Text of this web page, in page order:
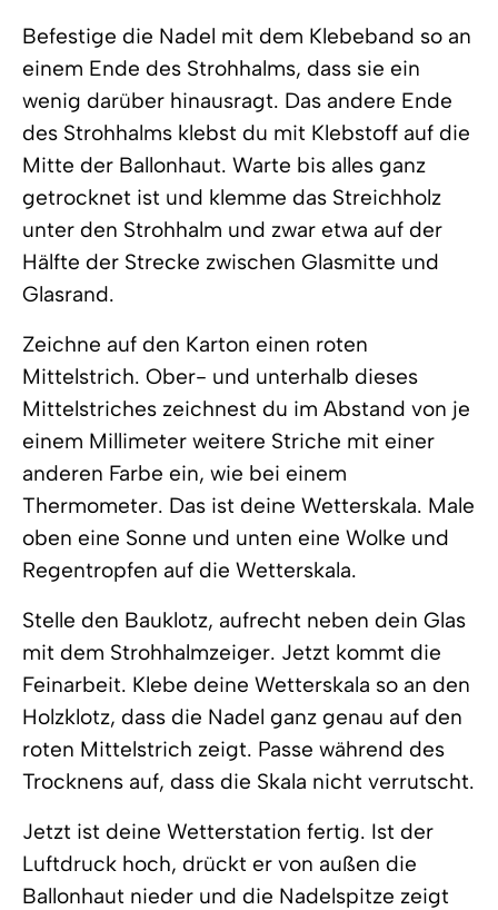
Befestige die Nadel mit dem Klebeband so an
einem Ende des Strohhalms, dass sie ein
wenig darüber hinausragt. Das andere Ende
des Strohhalms klebst du mit Klebstoff auf die
Mitte der Ballonhaut. Warte bis alles ganz
getrocknet ist und klemme das Streichholz
unter den Strohhalm und zwar etwa auf der
Hälfte der Strecke zwischen Glasmitte und
Glasrand.
Zeichne auf den Karton einen roten
Mittelstrich. Ober- und unterhalb dieses
Mittelstriches zeichnest du im Abstand von je
einem Millimeter weitere Striche mit einer
anderen Farbe ein, wie bei einem
Thermometer. Das ist deine Wetterskala. Male
oben eine Sonne und unten eine Wolke und
Regentropfen auf die Wetterskala.
Stelle den Bauklotz, aufrecht neben dein Glas
mit dem Strohhalmzeiger. Jetzt kommt die
Feinarbeit. Klebe deine Wetterskala so an den
Holzklotz, dass die Nadel ganz genau auf den
roten Mittelstrich zeigt. Passe während des
Trocknens auf, dass die Skala nicht verrutscht.
Jetzt ist deine Wetterstation fertig. Ist der
Luftdruck hoch, drückt er von außen die
Ballonhaut nieder und die Nadelspitze zeigt